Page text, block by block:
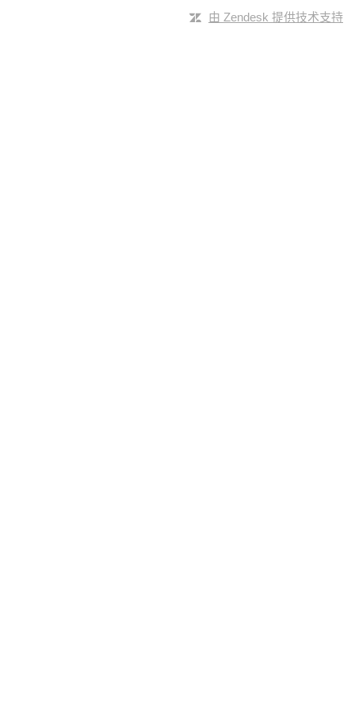
由 Zendesk 提供技术支持